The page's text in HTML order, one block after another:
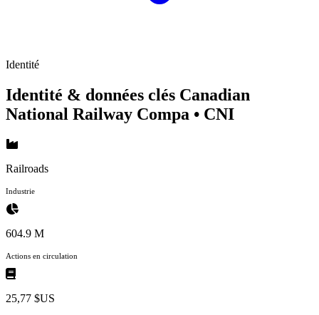
Identité
Identité & données clés Canadian
National Railway Compa • CNI
Railroads
Industrie
604.9 M
Actions en circulation
25,77 $US